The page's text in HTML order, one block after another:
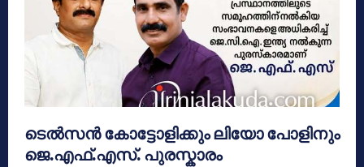
ടെൽസൻ കോട്ടോളിക്കും ലിയോ പോളിനും
ജെ.എഫ്.എസ്. പുരസ്കാരം